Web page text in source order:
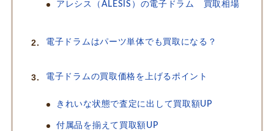
アレシス（ALESIS）の電子ドラム 買取相場
電子ドラムはパーツ単体でも買取になる？
電子ドラムの買取価格を上げるポイント
きれいな状態で査定に出して買取額UP
付属品を揃えて買取額UP